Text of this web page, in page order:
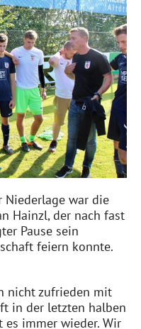
Niederlage war die
Hainzl, der nach fast
Pause sein
feiern konnte.
nicht zufrieden mit
in der letzten halben
es immer wieder. Wir